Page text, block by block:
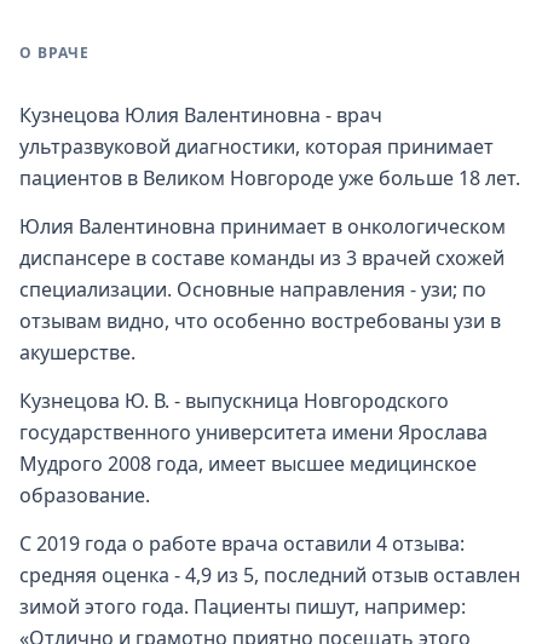
О ВРАЧЕ
Кузнецова Юлия Валентиновна - врач
ультразвуковой диагностики, которая принимает
пациентов в Великом Новгороде уже больше 18 лет.
Юлия Валентиновна принимает в онкологическом
диспансере в составе команды из 3 врачей схожей
специализации. Основные направления - узи; по
отзывам видно, что особенно востребованы узи в
акушерстве.
Кузнецова Ю. В. - выпускница Новгородского
государственного университета имени Ярослава
Мудрого 2008 года, имеет высшее медицинское
образование.
С 2019 года о работе врача оставили 4 отзыва:
средняя оценка - 4,9 из 5, последний отзыв оставлен
зимой этого года. Пациенты пишут, например:
«Отлично и грамотно приятно посещать этого